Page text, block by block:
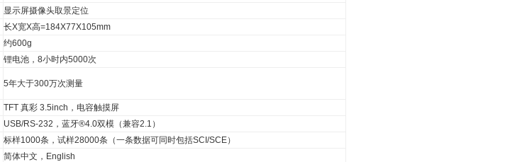
显示屏摄像头取景定位
长X宽X高=184X77X105mm
约600g
锂电池，8小时内5000次
5年大于300万次测量
TFT 真彩 3.5inch，电容触摸屏
USB/RS-232，蓝牙®4.0双模（兼容2.1）
标样1000条，试样28000条（一条数据可同时包括SCI/SCE）
简体中文，English